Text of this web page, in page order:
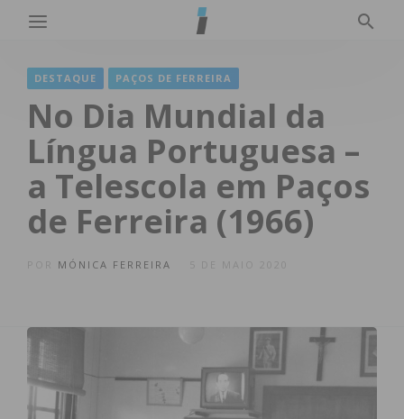
DESTAQUE PAÇOS DE FERREIRA
No Dia Mundial da
Língua Portuguesa –
a Telescola em Paços
de Ferreira (1966)
MÓNICA FERREIRA 5 DE MAIO 2020